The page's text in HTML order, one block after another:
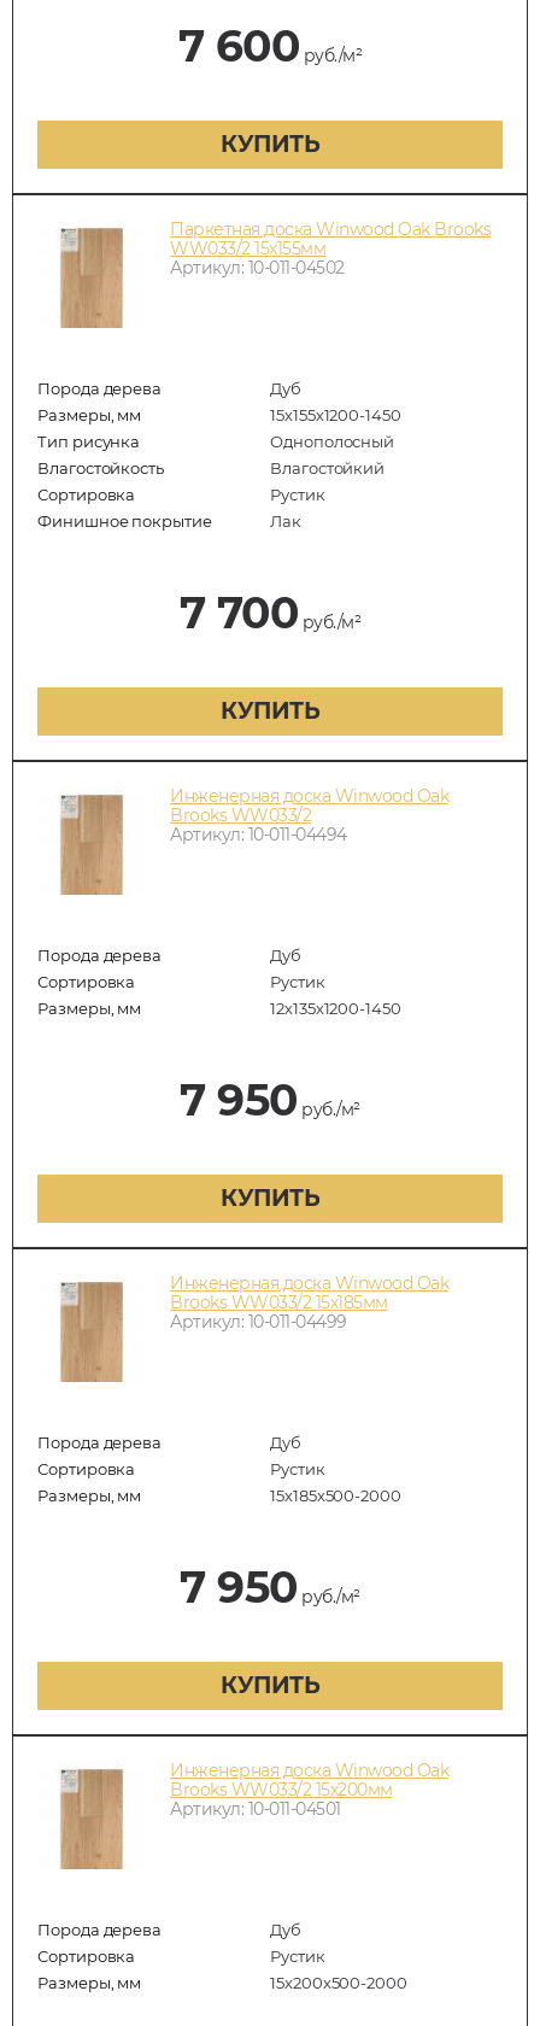
7 600 руб./м²
КУПИТЬ
Паркетная доска Winwood Oak Brooks
WW033/2 15х155мм
Артикул: 10-011-04502
Порода дерева
Дуб
Размеры, мм
15х155х1200-1450
Тип рисунка
Однополосный
Влагостойкость
Влагостойкий
Сортировка
Рустик
Финишное покрытие
Лак
7 700 руб./м²
КУПИТЬ
Инженерная доска Winwood Oak
Brooks WW033/2
Артикул: 10-011-04494
Порода дерева
Дуб
Сортировка
Рустик
Размеры, мм
12х135х1200-1450
7 950 руб./м²
КУПИТЬ
Инженерная доска Winwood Oak
Brooks WW033/2 15х185мм
Артикул: 10-011-04499
Порода дерева
Дуб
Сортировка
Рустик
Размеры, мм
15х185х500-2000
7 950 руб./м²
КУПИТЬ
Инженерная доска Winwood Oak
Brooks WW033/2 15х200мм
Артикул: 10-011-04501
Порода дерева
Дуб
Сортировка
Рустик
Размеры, мм
15х200х500-2000